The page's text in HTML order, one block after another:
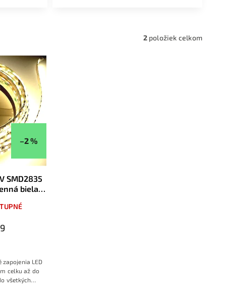
2položiek celkom
–2 %
SMD2835
biela
zapojenia LED
celku až do
všetkých